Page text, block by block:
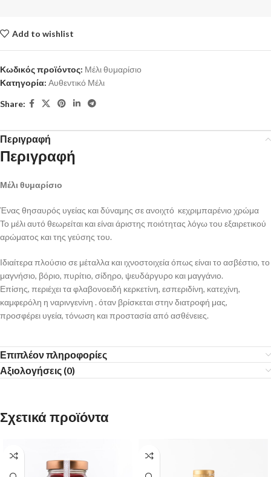
Add to wishlist
Κωδικός προϊόντος: Μέλι θυμαρίσιο
Κατηγορία: Αυθεντικό Μέλι
Share:
Περιγραφή
Περιγραφή
Μέλι θυμαρίσιο
Ένας θησαυρός υγείας και δύναμης σε ανοιχτό κεχριμπαρένιο χρώμα
Το μέλι αυτό θεωρείται και είναι άριστης ποιότητας λόγω του εξαιρετικού
αρώματος και της γεύσης του.
Ιδιαίτερα πλούσιο σε μέταλλα και ιχνοστοιχεία όπως είναι το ασβέστιο, το
μαγνήσιο, βόριο, πυρίτιο, σίδηρο, ψευδάργυρο και μαγγάνιο.
Επίσης, περιέχει τα φλαβονοειδή κερκετίνη, εσπεριδίνη, κατεχίνη,
καμφερόλη η ναρινγενίνη . όταν βρίσκεται στην διατροφή μας,
προσφέρει υγεία, τόνωση και προστασία από ασθένειες.
Επιπλέον πληροφορίες
Αξιολογήσεις (0)
Σχετικά προϊόντα